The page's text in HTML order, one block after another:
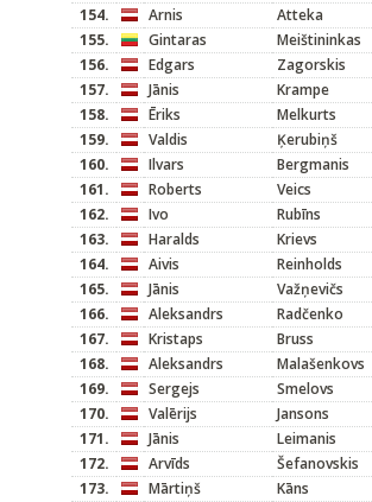
154. Arnis
Atteka
155.
Gintaras
Meištininkas
156.
Edgars Zagorskis
157.
Jānis Krampe
158.
Ēriks Melkurts
159.
Valdis Ķerubiņš
160.
Ilvars
Bergmanis
161.
Roberts
Veics
162.
Ivo Rubīns
163.
Haralds Krievs
164.
Aivis
Reinholds
165.
Jānis Važņevičs
166.
Aleksandrs Radčenko
167.
Kristaps Bruss
168.
Aleksandrs Malašenkovs
169.
Sergejs Smelovs
170.
Valērijs
Jansons
171.
Jānis
Leimanis
172.
Arvīds Šefanovskis
173.
Mārtiņš Kāns